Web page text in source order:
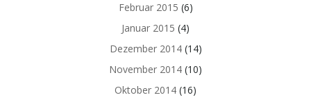
Februar 2015 (6)
Januar 2015 (4)
Dezember 2014(14)
November 2014 (10)
Oktober 2014 (16)